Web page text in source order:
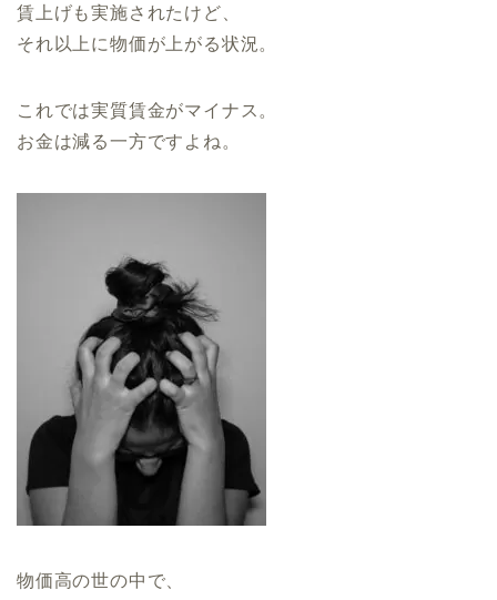
賃上げも実施されたけど、
それ以上に物価が上がる状況。
これでは実質賃金がマイナス。
お金は減る一方ですよね。
物価高の世の中で、